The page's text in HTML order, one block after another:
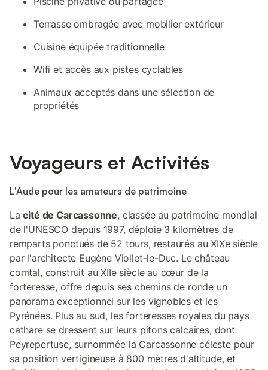
Terrasse ombragée avec mobilier extérieur
Cuisine équipée traditionnelle
Wifi et accès aux pistes cyclables
Animaux acceptés dans une sélection de
propriétés
Voyageurs et Activités
L'Aude pour les amateurs de patrimoine
Lacité de Carcassonne, classée au patrimoine mondial
de l'UNESCO depuis 1997, déploie 3 kilomètres de
remparts ponctués de 52 tours, restaurés au XIXe siècle
par l'architecte Eugène Viollet-le-Duc. Le château
comtal, construit au XIIe siècle au cœur de la
forteresse, offre depuis ses chemins de ronde un
panorama exceptionnel sur les vignobles et les
Pyrénées. Plus au sud, les forteresses royales du pays
cathare se dressent sur leurs pitons calcaires, dont
Peyrepertuse, surnommée la Carcassonne céleste pour
sa position vertigineuse à 800 mètres d'altitude, et